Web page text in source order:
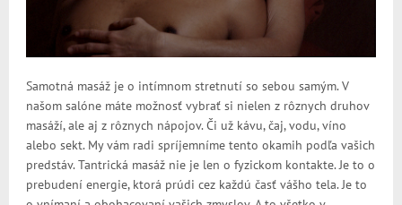
Samotná masáž je o intímnom stretnutí so sebou samým. V
našom salóne máte možnosť vybrať si nielen z rôznych druhov
masáží, ale aj z rôznych nápojov. Či už kávu, čaj, vodu, víno
alebo sekt. My vám radi spríjemníme tento okamih podľa vašich
predstáv. Tantrická masáž nie je len o fyzickom kontakte. Je to o
prebudení energie, ktorá prúdi cez každú časť vášho tela. Je to